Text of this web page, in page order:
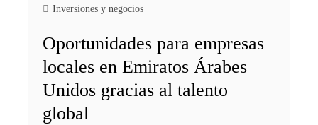
Inversiones y negocios
Oportunidades para empresas
locales en Emiratos Árabes
Unidos gracias al talento
global